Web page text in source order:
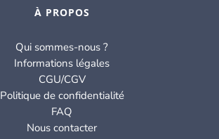
À PROPOS
Qui sommes-nous ?
Informations légales
CGU/CGV
Politique de confidentialité
FAQ
Nous contacter